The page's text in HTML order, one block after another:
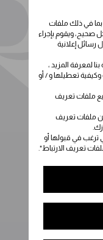
بما في ذلك ملفات
صحيح، ويقوم بإجراء
رسائل إعلانية
بنا لمعرفة المزيد ،
تعطيلها و / أو
ملفات تعريف
ملفات تعريف
ترغب في قبولها أو
تعريف الارتباط".